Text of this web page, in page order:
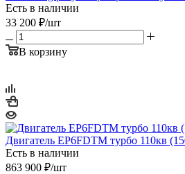
Есть в наличии
33 200 ₽/шт
В корзину
Двигатель EP6FDTM турбо 110кв
Есть в наличии
863 900 ₽/шт